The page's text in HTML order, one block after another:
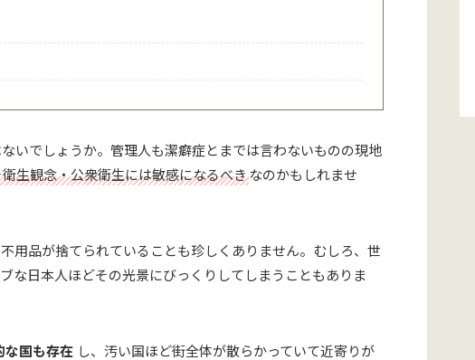
いでしょうか。管理人も潔癖症とまでは言わないものの現地
生観念・公衆衛生には敏感になるべきなのかもしれませ
用品が捨てられていることも珍しくありません。むしろ、世
な日本人ほどその光景にびっくりしてしまうこともありま
な国も存在 し、汚い国ほど街全体が散らかっていて近寄りが